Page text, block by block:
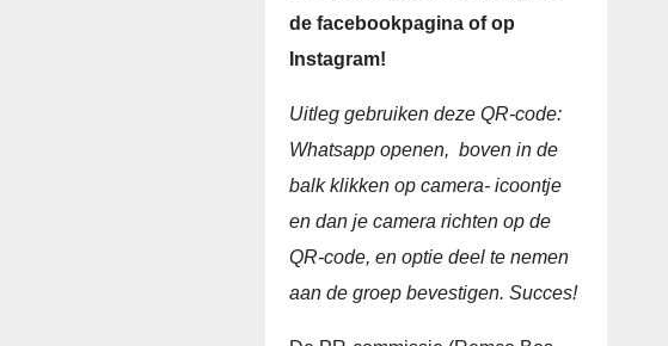
de facebookpagina of op
Instagram!
Uitleg gebruiken deze QR-code:
Whatsapp openen, boven in de
balk klikken op camera- icoontje
en dan je camera richten op de
QR-code, en optie deel te nemen
aan de groep bevestigen. Succes!